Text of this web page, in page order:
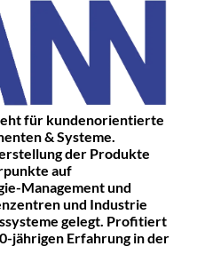
für kundenorientierte
& Systeme.
der Produkte
auf
Management und
und Industrie
gelegt. Profitiert
jährigen Erfahrung in der